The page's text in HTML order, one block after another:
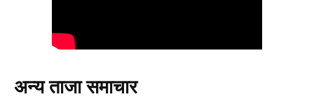
अन्य ताजा समाचार